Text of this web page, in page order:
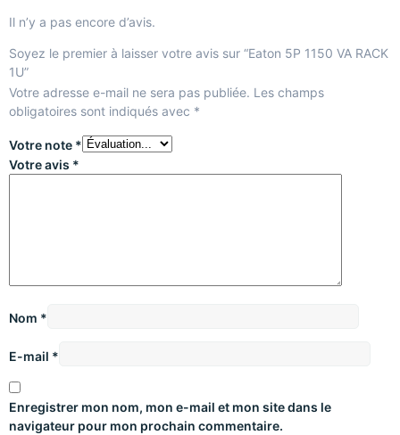
Il n’y a pas encore d’avis.
Soyez le premier à laisser votre avis sur “Eaton 5P 1150 VA RACK
1U”
Votre adresse e-mail ne sera pas publiée. Les champs
obligatoires sont indiqués avec *
Votre note *
Votre avis *
Nom *
E-mail *
Enregistrer mon nom, mon e-mail et mon site dans le
navigateur pour mon prochain commentaire.